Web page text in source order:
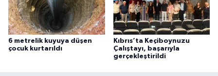
6 metrelik kuyuya düşen
çocuk kurtarıldı
Kıbrıs’ta Keçiboynuzu
Çalıştayı, başarıyla
gerçekleştirildi